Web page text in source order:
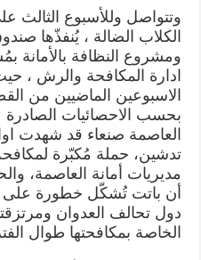
وتتواصل وللأسبوع الثالث
الكلاب الضالة ، يُنفذّها
ومشروع النظافة بالأمانة
ادارة المكافحة والرش ،
بحسب الاحصائيات الصادرة
العاصمة صنعاء قد شهدت
تدشين، حملة مُكبّرة
مديريات أمانة العاصمة،
أن باتت تُشكّل خطورة على
دول تحالف العدوان
الخاصة بمكافحتها طوال